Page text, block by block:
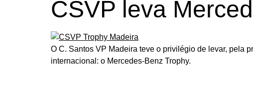
CSVP leva
O C. Santos VP Madeira teve o privilégio de levar, pela
internacional: o Mercedes-Benz Trophy.